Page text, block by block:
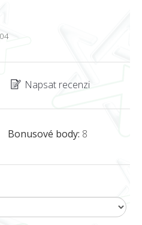
Napsat recenzi
Bonusové body: 8